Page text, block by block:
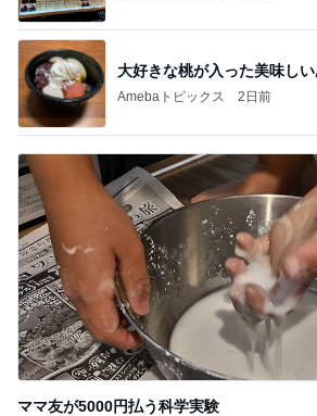
大好きな桃が入った美味し
Amebaトピックス 2日前
ママ友が5000円払う科学実験